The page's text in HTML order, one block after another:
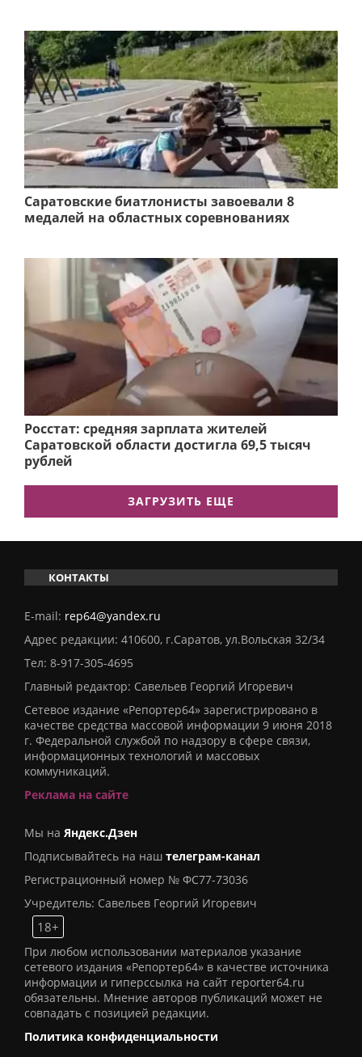
Саратовские биатлонисты завоевали 8
медалей на областных соревнованиях
Росстат: средняя зарплата жителей
Саратовской области достигла 69,5 тысяч
рублей
ЗАГРУЗИТЬ ЕЩЕ
КОНТАКТЫ
E-mail: rep64@yandex.ru
Адрес редакции: 410600, г.Саратов, ул.Вольская 32/34
Тел: 8-917-305-4695
Главный редактор: Савельев Георгий Игоревич
Сетевое издание «Репортер64» зарегистрировано в
качестве средства массовой информации 9 июня 2018
г. Федеральной службой по надзору в сфере связи,
информационных технологий и массовых
коммуникаций.
Реклама на сайте
Мы на Яндекс.Дзен
Подписывайтесь на наш телеграм-канал
Регистрационный номер № ФС77-73036
Учредитель: Савельев Георгий Игоревич
18+
При любом использовании материалов указание
сетевого издания «Репортер64» в качестве источника
информации и гиперссылка на сайт reporter64.ru
обязательны. Мнение авторов публикаций может не
совпадать с позицией редакции.
Политика конфиденциальности